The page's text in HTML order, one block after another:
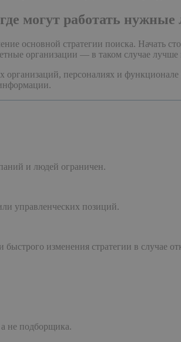
могут работать нужные
основной стратегии поиска. Начать
организации — в таком случае лучше
персоналиях и
и людей ограничен.
управленческих позиций.
изменения стратегии в случае
а не подборщика.